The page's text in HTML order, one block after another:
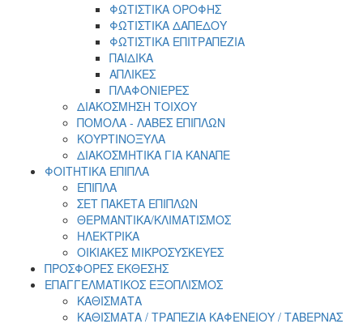
ΦΩΤΙΣΤΙΚΑ ΟΡΟΦΗΣ
ΦΩΤΙΣΤΙΚΑ ΔΑΠΕΔΟΥ
ΦΩΤΙΣΤΙΚΑ ΕΠΙΤΡΑΠΕΖΙΑ
ΠΑΙΔΙΚΑ
ΑΠΛΙΚΕΣ
ΠΛΑΦΟΝΙΕΡΕΣ
ΔΙΑΚΟΣΜΗΣΗ ΤΟΙΧΟΥ
ΠΟΜΟΛΑ - ΛΑΒΕΣ ΕΠΙΠΛΩΝ
ΚΟΥΡΤΙΝΟΞΥΛΑ
ΔΙΑΚΟΣΜΗΤΙΚΑ ΓΙΑ ΚΑΝΑΠΕ
ΦΟΙΤΗΤΙΚΑ ΕΠΙΠΛΑ
ΕΠΙΠΛΑ
ΣET ΠΑΚΕΤΑ ΕΠΙΠΛΩΝ
ΘΕΡΜΑΝΤΙΚΑ/ΚΛΙΜΑΤΙΣΜΟΣ
ΗΛΕΚΤΡΙΚΑ
ΟΙΚΙΑΚΕΣ ΜΙΚΡΟΣΥΣΚΕΥΕΣ
ΠΡΟΣΦΟΡΕΣ ΕΚΘΕΣΗΣ
ΕΠΑΓΓΕΛΜΑΤΙΚΟΣ ΕΞΟΠΛΙΣΜΟΣ
ΚΑΘΙΣΜΑΤΑ
ΚΑΘΙΣΜΑΤΑ / ΤΡΑΠΕΖΙΑ ΚΑΦΕΝΕΙΟΥ / ΤΑΒΕΡΝΑΣ